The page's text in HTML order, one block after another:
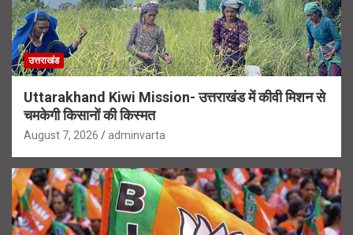
उत्तराखंड
Uttarakhand Kiwi Mission- उत्तराखंड में कीवी मिशन से
चमकेगी किसानों की किस्मत
August 7, 2026 adminvarta